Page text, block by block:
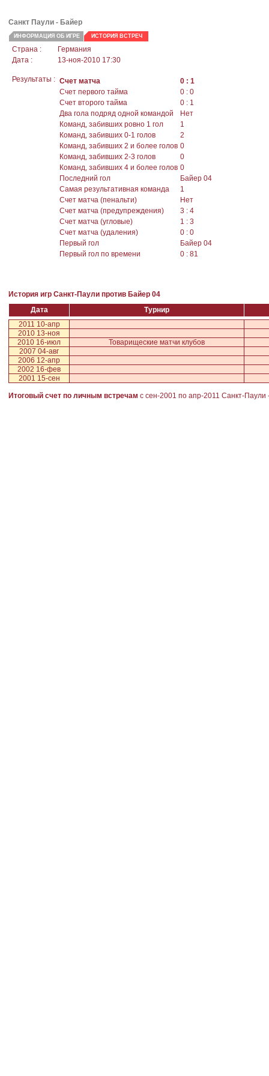
Санкт Паули - Байер
ИНФОРМАЦИЯ ОБ ИГРЕ ИСТОРИЯ ВСТРЕЧ
Страна :
Германия
Дата :
13-ноя-2010 17:30
Результаты : Счет матча
0 : 1
Счет первого тайма
0 : 0
Счет второго тайма
0 : 1
Два гола подряд одной командой
Нет
Команд, забивших ровно 1 гол
1
Команд, забивших 0-1 голов
2
Команд, забивших 2 и более голов 0
Команд, забивших 2-3 голов
0
Команд, забивших 4 и более голов 0
Последний гол
Байер 04
Самая результативная команда
1
Счет матча (пенальти)
Нет
Счет матча (предупреждения)
3 : 4
Счет матча (угловые)
1 : 3
Счет матча (удаления)
0 : 0
Первый гол
Байер 04
Первый гол по времени
0 : 81
История игр Санкт-Паули против Байер 04
Дата
Турнир
2011 10-апр
2010 13-ноя
2010 16-июл
Товарищеские матчи клубов
2007 04-авг
2006 12-апр
2002 16-фев
2001 15-сен
Итоговый счет по личным встречам с сен-2001 по апр-2011 Санкт-Паули